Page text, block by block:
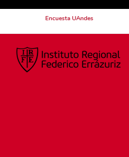
Encuesta UAndes